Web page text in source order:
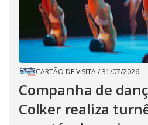
CARTÃO DE VISITA/31/07/2026
Companha de
Colker realiza